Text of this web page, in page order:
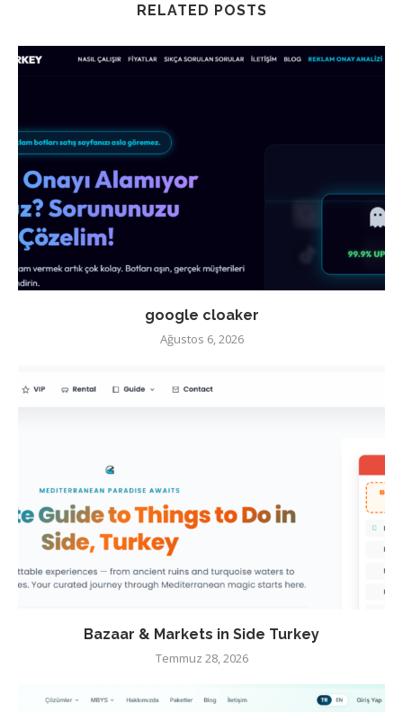
RELATED POSTS
google cloaker
Ağustos 6, 2026
Bazaar & Markets in Side Turkey
Temmuz 28, 2026